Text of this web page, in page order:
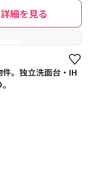
詳細を見る
待ち
。独立洗面台・IH